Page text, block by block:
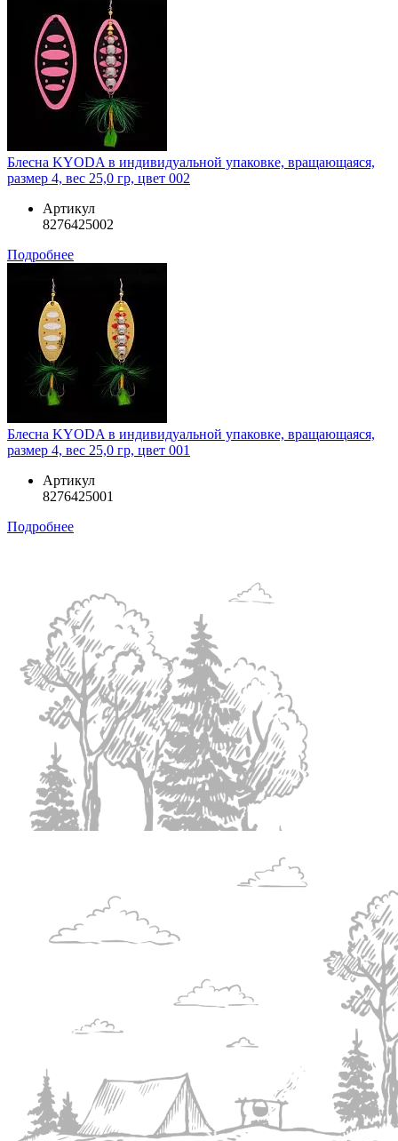
Блесна KYODA в индивидуальной упаковке, вращающаяся,
размер 4, вес 25,0 гр, цвет 002
Артикул
8276425002
Подробнее
Блесна KYODA в индивидуальной упаковке, вращающаяся,
размер 4, вес 25,0 гр, цвет 001
Артикул
8276425001
Подробнее